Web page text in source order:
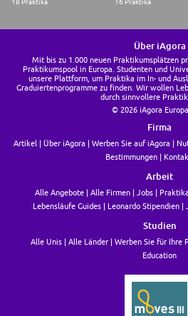
Über iAgora
Mit bis zu 1.000 neuen Praktikumsplätzen
Praktikumspool in Europa. Studenten und
unsere Plattform, um Praktika im In- und
Graduiertenprogramme zu finden. Wir wollen
durch sinnvollere
© 2026 iAgora
Firma
Artikel Über iAgora Werben Sie auf iAgora
Bestimmungen
Arbeit
Alle Angebote Alle Firmen Jobs Praktika
Lebensläufe Guides
Leonardo Stipendien
Studien
Alle Unis Alle Länder Werben Sie für Ihre
Education